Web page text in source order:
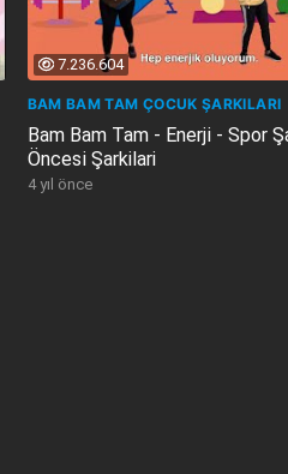
7.236.604
BAM BAM TAM ÇOCUK ŞARKILARI
Bam Bam Tam - Enerji̇ - Spor
Öncesi̇ Şarkilari
4 yıl önce